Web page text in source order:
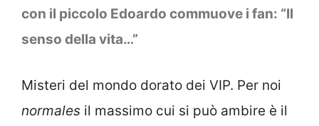
con il piccolo Edoardo commuove i fan: “Il
senso della vita…”
Misteri del mondo dorato dei VIP. Per noi
normales il massimo cui si può ambire è il